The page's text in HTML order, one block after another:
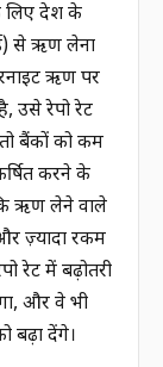
लिए देश के
से ऋण लेना
ऋण पर
उसे रेपो रेट
बैंकों को कम
करने के
ऋण लेने वाले
ज़्यादा रकम
रेट में बढ़ोतरी
और वे भी
बढ़ा देंगे।